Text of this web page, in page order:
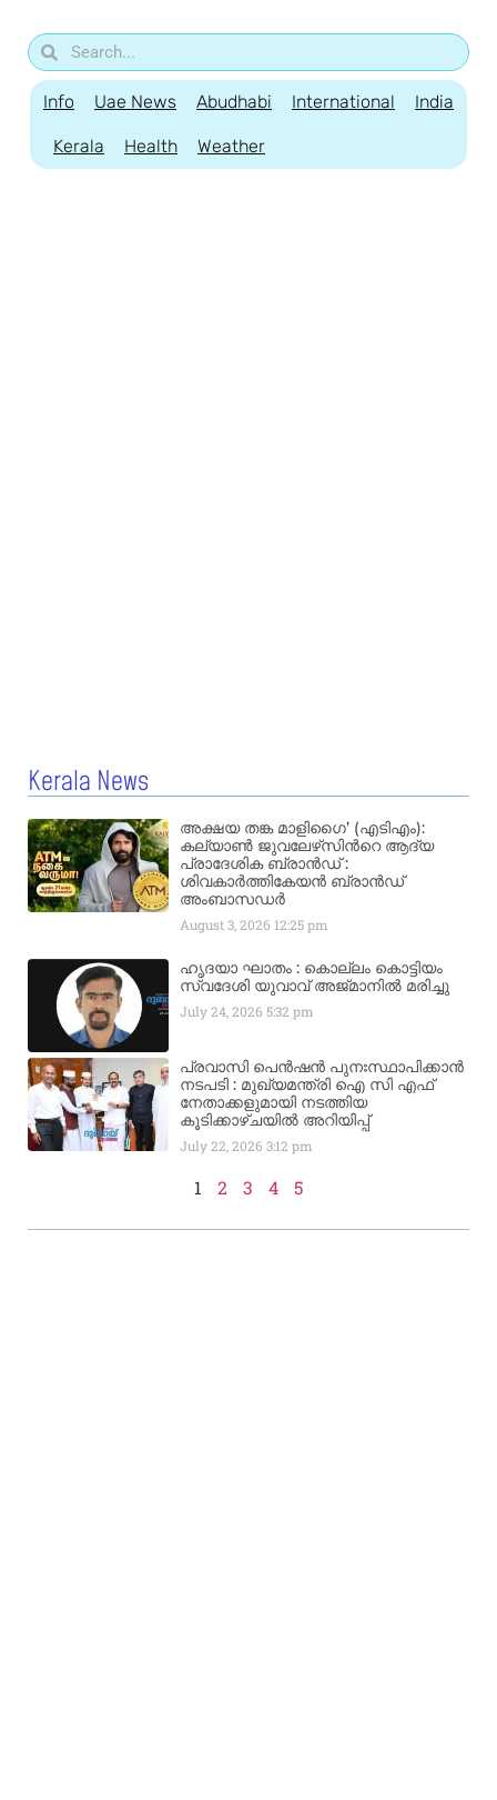
Info Uae News Abudhabi International India
Kerala Health Weather
Kerala News
അക്ഷയ തങ്ക മാളിഗൈ’ (എടിഎം):
കല്യാണ്‍ ജുവലേഴ്‌സിന്‍റെ ആദ്യ
പ്രാദേശിക ബ്രാന്‍ഡ് :
ശിവകാര്‍ത്തികേയന്‍ ബ്രാന്‍ഡ്
അംബാസഡര്‍
August 3, 2026 12:25 pm
ഹൃദയാ ഘാതം : കൊല്ലം കൊട്ടിയം
സ്വദേശി യുവാവ് അജ്മാനിൽ മരിച്ചു
July 24, 20265:32 pm
പ്രവാസി പെൻഷൻ പുനഃസ്ഥാപിക്കാൻ
നടപടി : മുഖ്യമന്ത്രി ഐ സി എഫ്
നേതാക്കളുമായി നടത്തിയ
കൂടിക്കാഴ്ചയിൽ അറിയിപ്പ്
July 22, 20263:12 pm
1 2 3 4 5